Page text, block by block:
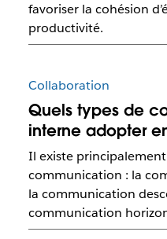
favoriser la cohésion
productivité.
Collaboration
Quels types de
interne adopter
Il existe
communication : la
la communication
communication